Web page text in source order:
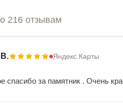
216 отзывам
В. Яндекс.Карты
спасибо за памятник . Очень